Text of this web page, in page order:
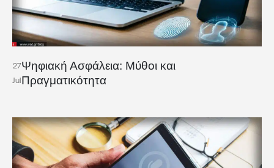
27
Jul
Ψηφιακή Ασφάλεια: Μύθοι και
Πραγματικότητα